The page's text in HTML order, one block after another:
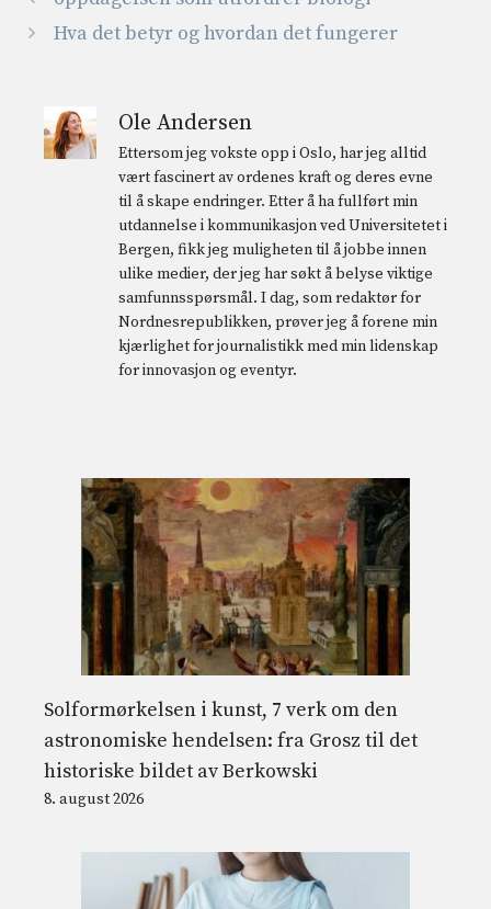
Hva det betyr og hvordan det fungerer
Ole Andersen
Ettersom jeg vokste opp i Oslo, har jeg alltid
vært fascinert av ordenes kraft og deres evne
til å skape endringer. Etter å ha fullført min
utdannelse i kommunikasjon ved Universitetet i
Bergen, fikk jeg muligheten til å jobbe innen
ulike medier, der jeg har søkt å belyse viktige
samfunnsspørsmål. I dag, som redaktør for
Nordnesrepublikken, prøver jeg å forene min
kjærlighet for journalistikk med min lidenskap
for innovasjon og eventyr.
Solformørkelsen i kunst, 7 verk om den
astronomiske hendelsen: fra Grosz til det
historiske bildet av Berkowski
8. august 2026